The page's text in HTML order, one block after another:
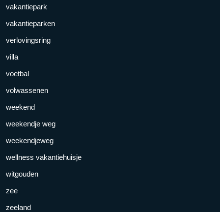
vakantiepark
vakantieparken
verlovingsring
villa
voetbal
volwassenen
weekend
weekendje weg
weekendjeweg
wellness vakantiehuisje
witgouden
zee
zeeland